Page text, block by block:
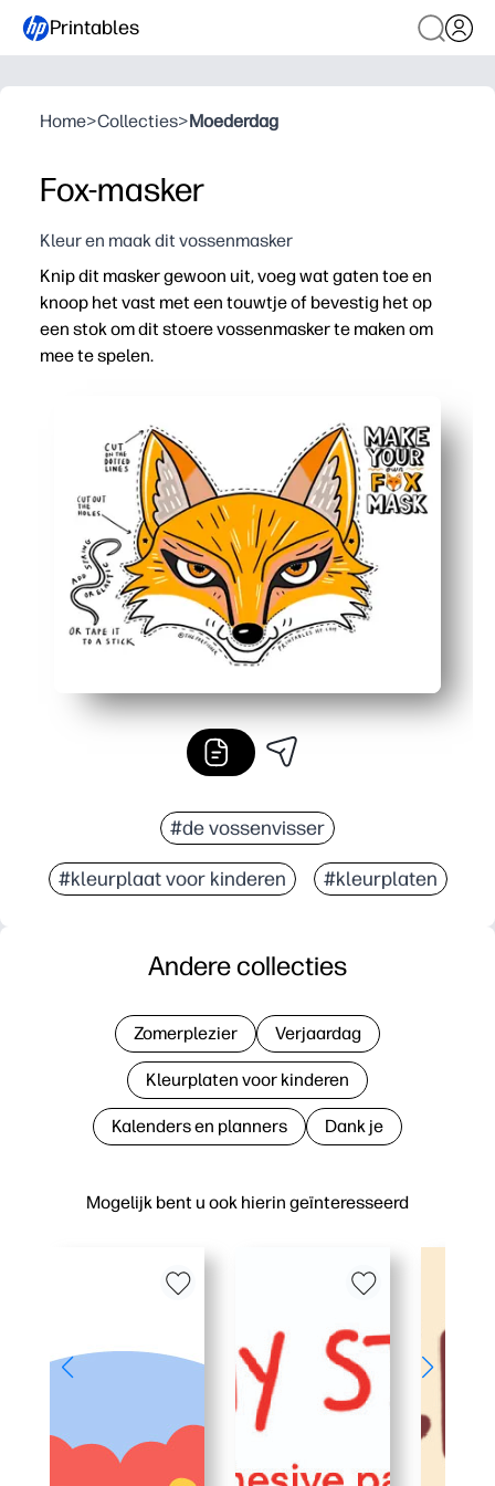
Printables
Home>Collecties>Moederdag
Fox-masker
Kleur en maak dit vossenmasker
Knip dit masker gewoon uit, voeg wat gaten toe en
knoop het vast met een touwtje of bevestig het op
een stok om dit stoere vossenmasker te maken om
mee te spelen.
Spreekt tot de verbeelding: je kinderen duiken in
Flexibel in gebruik: je kunt het met een touwtje
Snel en netjes knutselen: vergroot de
#de vossenvisser
#kleurplaat voor kinderen #kleurplaten
Mogelijk bent u ook hierin geïnteresseerd
Andere collecties
Zomerplezier Verjaardag
Kleurplaten voor kinderen
Kalenders en planners Dank je